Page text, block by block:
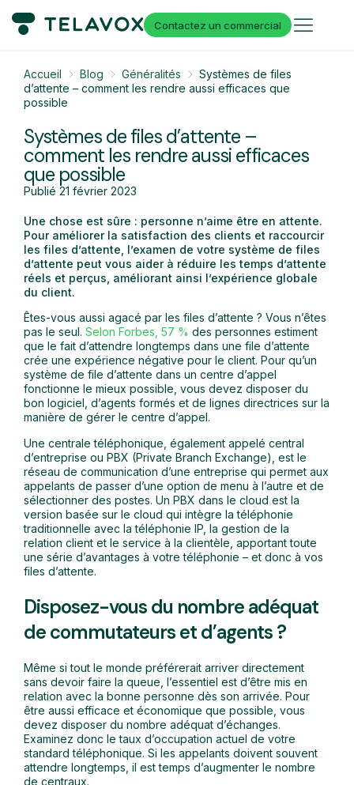
Contactez un commercial
Accueil Blog Généralités
Systèmes de files
d’attente – comment les rendre aussi efficaces que
possible
Systèmes de files d’attente –
comment les rendre aussi efficaces
que possible
Publié 21 février 2023
Une chose est sûre : personne n’aime être en attente.
Pour améliorer la satisfaction des clients et raccourcir
les files d’attente, l’examen de votre système de files
d’attente peut vous aider à réduire les temps d’attente
réels et perçus, améliorant ainsi l’expérience globale
du client.
Êtes-vous aussi agacé par les files d’attente ? Vous n’êtes
pas le seul. Selon Forbes, 57 % des personnes estiment
que le fait d’attendre longtemps dans une file d’attente
crée une expérience négative pour le client. Pour qu’un
système de file d’attente dans un centre d’appel
fonctionne le mieux possible, vous devez disposer du
bon logiciel, d’agents formés et de lignes directrices sur la
manière de gérer le centre d’appel.
Une centrale téléphonique, également appelé central
d’entreprise ou PBX (Private Branch Exchange), est le
réseau de communication d’une entreprise qui permet aux
appelants de passer d’une option de menu à l’autre et de
sélectionner des postes. Un PBX dans le cloud est la
version basée sur le cloud qui intègre la téléphonie
traditionnelle avec la téléphonie IP, la gestion de la
relation client et le service à la clientèle, apportant toute
une série d’avantages à votre téléphonie – et donc à vos
files d’attente.
Disposez-vous du nombre adéquat
de commutateurs et d’agents ?
Même si tout le monde préférerait arriver directement
sans devoir faire la queue, l’essentiel est d’être mis en
relation avec la bonne personne dès son arrivée. Pour
être aussi efficace et économique que possible, vous
devez disposer du nombre adéquat d’échanges.
Examinez donc le taux d’occupation actuel de votre
standard téléphonique. Si les appelants doivent souvent
attendre longtemps, il est temps d’augmenter le nombre
de centraux.